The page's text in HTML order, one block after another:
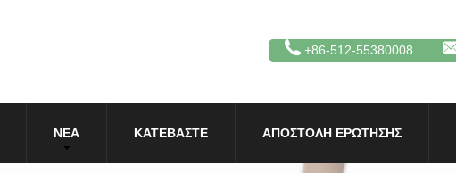
+86-512-55380008
ΝΈΑ ΚΑΤΕΒΆΣΤΕ ΑΠΟΣΤΟΛΉ ΕΡΏΤΗΣΗΣ